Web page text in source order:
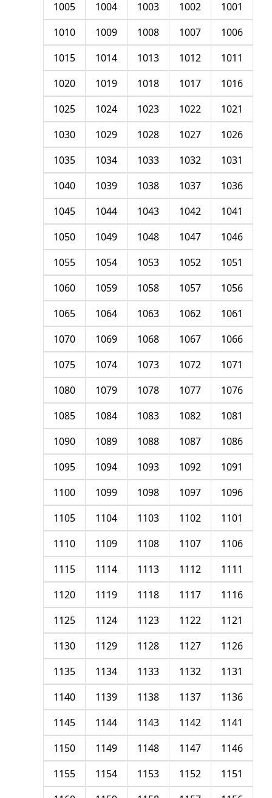
1001
1002
1003
1004
1005
1006
1007
1008
1009
1010
1011
1012
1013
1014
1015
1016
1017
1018
1019
1020
1021
1022
1023
1024
1025
1026
1027
1028
1029
1030
1031
1032
1033
1034
1035
1036
1037
1038
1039
1040
1041
1042
1043
1044
1045
1046
1047
1048
1049
1050
1051
1052
1053
1054
1055
1056
1057
1058
1059
1060
1061
1062
1063
1064
1065
1066
1067
1068
1069
1070
1071
1072
1073
1074
1075
1076
1077
1078
1079
1080
1081
1082
1083
1084
1085
1086
1087
1088
1089
1090
1091
1092
1093
1094
1095
1096
1097
1098
1099
1100
1101
1102
1103
1104
1105
1106
1107
1108
1109
1110
1111
1112
1113
1114
1115
1116
1117
1118
1119
1120
1121
1122
1123
1124
1125
1126
1127
1128
1129
1130
1131
1132
1133
1134
1135
1136
1137
1138
1139
1140
1141
1142
1143
1144
1145
1146
1147
1148
1149
1150
1151
1152
1153
1154
1155